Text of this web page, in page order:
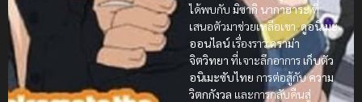
ได้พบกับ มิซากิ นากาฮาระที่
เสนอตัวมาช่วยเหลือเขา.ดูอนิเมะ
ออนไลน์ เรื่องราวดราม่า
จิตวิทยา ที่เจาะลึกอาการเก็บตัว
อนิเมะซับไทย การต่อสู้กับความ
วิตกกังวล และการกลับคืนสู่